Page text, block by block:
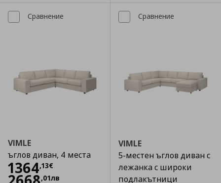
Сравнение
VIMLE
ъглов диван, 4 места
1364,13€
Цена1364,13 €
,01лв
Сравнение
VIMLE
5-местен ъглов диван с
лежанка с широки
подлакътници